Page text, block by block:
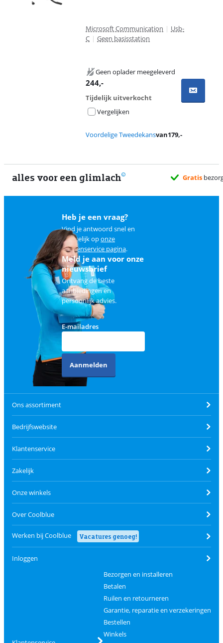
Microsoft Communication | Usb-
C | Geen basisstation
Geen oplader meegeleverd
244,-
Tijdelijk uitverkocht
Vergelijken
Voordelige Tweedekansvan179,-
alles voor een glimlach
Gratisbezorgd wanneer het jou uitkomt
Heb je een vraag?
Vind je antwoord snel en
makkelijk oponze
klantenservice pagina.
Meld je aan voor onze
nieuwsbrief
Ontvang de beste
aanbiedingen en
persoonlijk advies.
E-mailadres
Aanmelden
Ons assortiment
Bedrijfswebsite
Klantenservice
Zakelijk
Onze winkels
Over Coolblue
Werken bij Coolblue Vacatures genoeg!
Inloggen
Bezorgen en installeren
Betalen
Ruilen en retourneren
Garantie, reparatie en verzekeringen
Bestellen
Winkels